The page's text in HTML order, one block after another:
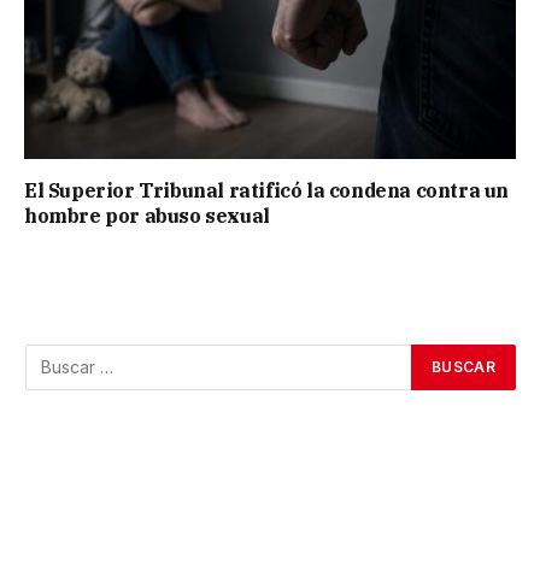
El Superior Tribunal ratificó la condena contra un
hombre por abuso sexual